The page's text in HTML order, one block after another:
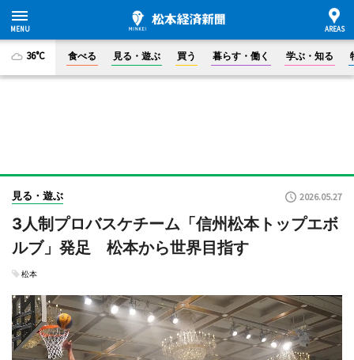
36°C 食べる 見る・遊ぶ 買う 暮らす・働く 学ぶ・知る
見る・遊ぶ 2026.05.27
3人制プロバスケチーム「信州松本トップエボ
ルブ」発足 松本から世界目指す
松本